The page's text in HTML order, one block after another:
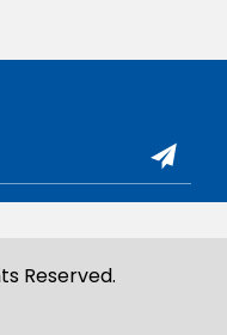
Reserved.